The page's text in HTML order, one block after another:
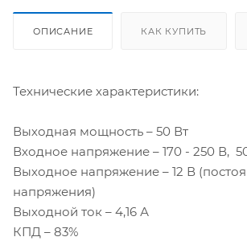
ОПИСАНИЕ КАК КУПИТЬ
Технические характеристики:
Выходная мощность – 50 Вт
Входное напряжение – 170 - 250 В,
Выходное напряжение – 12 В
напряжения)
Выходной ток – 4,16 А
КПД – 83%